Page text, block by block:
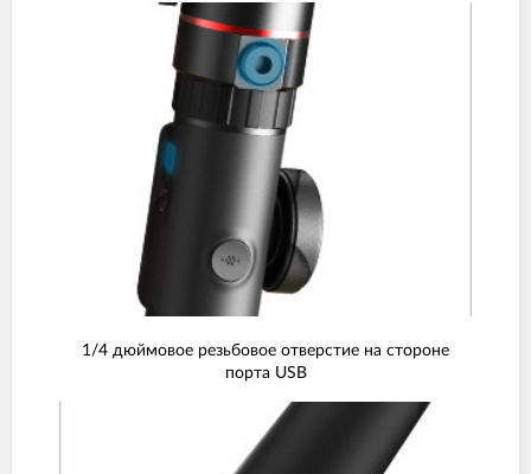
1/4 дюймовое резьбовое отверстие на стороне
порта USB